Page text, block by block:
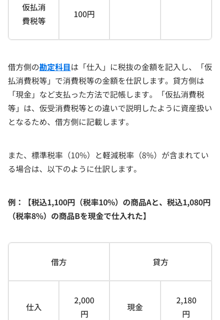
仮払消
費税等
100円
借方側の勘定科目は「仕入」に税抜の金額を記入し、「仮
払消費税等」で消費税等の金額を仕訳します。貸方側は
「現金」など支払った方法で記帳します。「仮払消費税
等」は、仮受消費税等との違いで説明したように資産扱い
となるため、借方側に記載します。
また、標準税率（10%）と軽減税率（8%）が含まれてい
る場合は、以下のように仕訳します。
例：
【税込1,100円（税率10%）の商品Aと、税込1,080円
（税率8%）の商品Bを現金で仕入れた】
借方 貸方
仕入
2,000
円
現金
2,180
円